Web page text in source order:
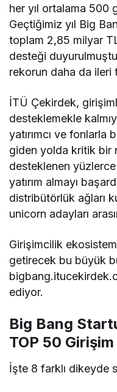
her yıl ortalama 500
Geçtiğimiz yıl Big
toplam 2,85 milyar
desteği
rekorun daha da ileri
İTÜ Çekirdek,
desteklemekle
yatırımcı ve fonlarla
giden yolda kritik bir
desteklenen
yatırım almayı
distribütörlük ağları
unicorn adayları
Girişimcilik
getirecek bu büyük
ediyor.
Big Bang
TOP 50
İşte 8 farklı dikeyde